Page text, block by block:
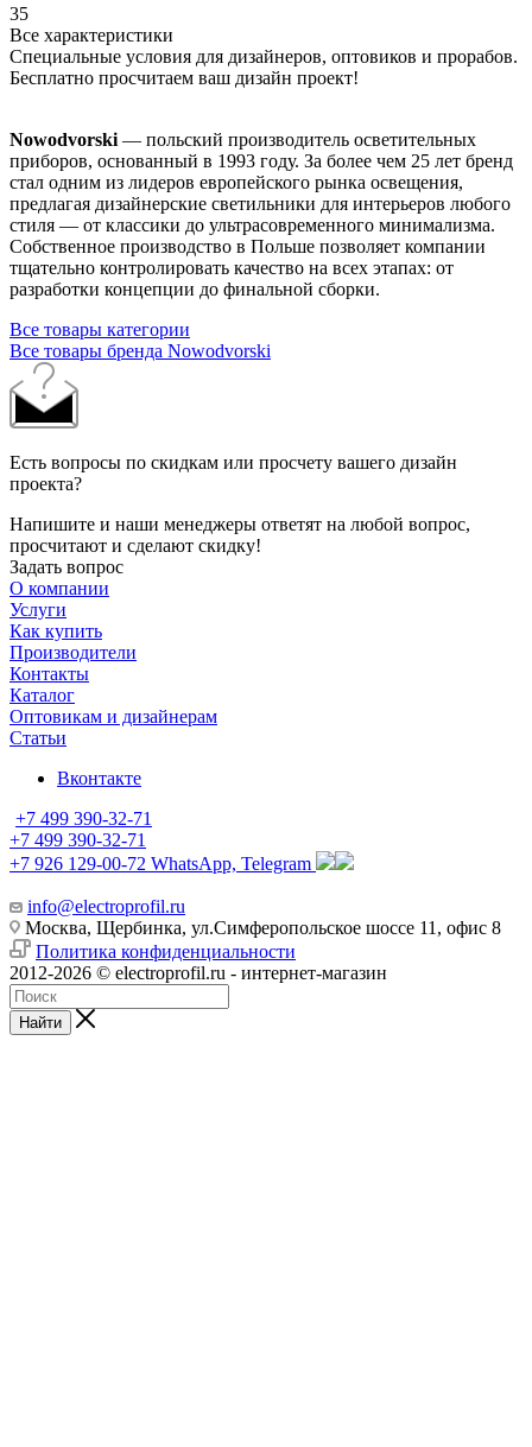
35
Все характеристики
Специальные условия для дизайнеров, оптовиков и прорабов.
Бесплатно просчитаем ваш дизайн проект!
Nowodvorski — польский производитель осветительных
приборов, основанный в 1993 году. За более чем 25 лет бренд
стал одним из лидеров европейского рынка освещения,
предлагая дизайнерские светильники для интерьеров любого
стиля — от классики до ультрасовременного минимализма.
Собственное производство в Польше позволяет компании
тщательно контролировать качество на всех этапах: от
разработки концепции до финальной сборки.
Все товары категории
Все товары бренда Nowodvorski
Есть вопросы по скидкам или просчету вашего дизайн
проекта?
Напишите и наши менеджеры ответят на любой вопрос,
просчитают и сделают скидку!
Задать вопрос
О компании
Услуги
Как купить
Производители
Контакты
Каталог
Оптовикам и дизайнерам
Статьи
Вконтакте
+7 499 390-32-71
+7 499 390-32-71
+7 926 129-00-72 WhatsApp, Telegram
info@electroprofil.ru
Москва, Щербинка, ул.Симферопольское шоссе 11, офис 8
Политика конфиденциальности
2012-2026 © electroprofil.ru - интернет-магазин
Найти